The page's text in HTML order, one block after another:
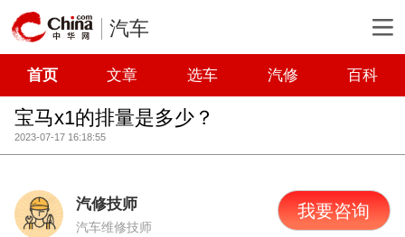
汽车
首页 文章 选车 汽修 百科
宝马x1的排量是多少？
2023-07-17 16:18:55
汽修技师
汽车维修技师
我要咨询